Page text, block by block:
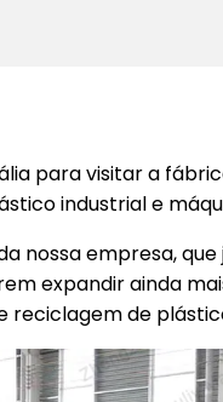
para visitar a
industrial e
nossa empresa,
expandir ainda
reciclagem de